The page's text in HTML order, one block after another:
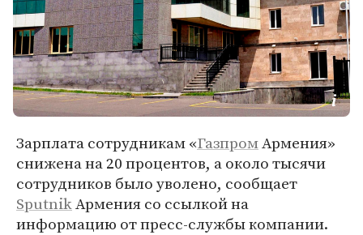
Зарплата сотрудникам «ГазпромАрмения»
снижена на 20 процентов, а около тысячи
сотрудников было уволено, сообщает
SputnikАрмения со ссылкой на
информацию от пресс-службы компании.